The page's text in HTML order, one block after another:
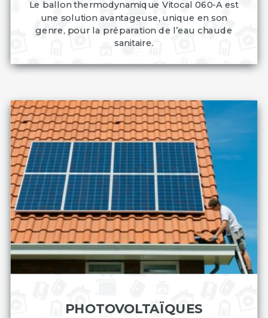
Le ballon thermodynamique Vitocal 060-A est
une solution avantageuse, unique en son
genre, pour la préparation de l’eau chaude
sanitaire.
PHOTOVOLTAÏQUES